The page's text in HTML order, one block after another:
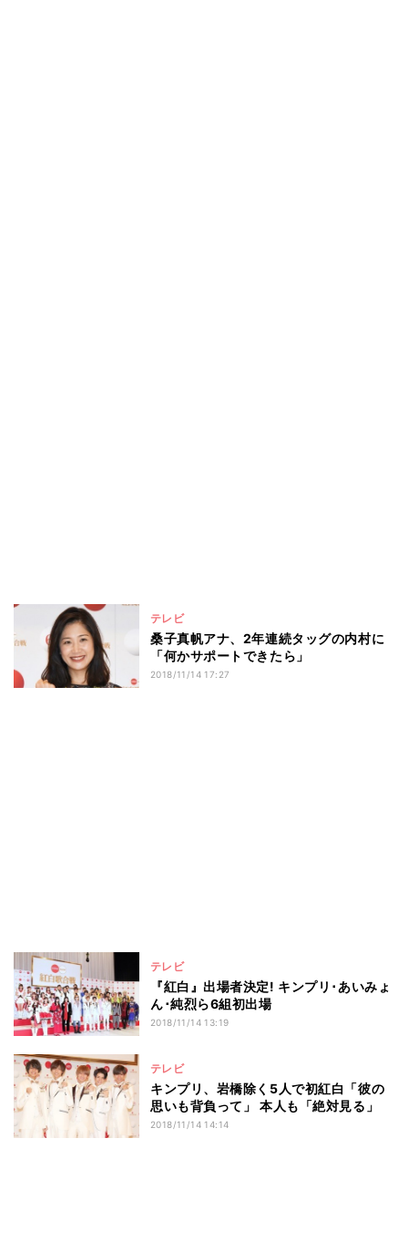
テレビ
桑子真帆アナ、2年連続タッグの内村に
「何かサポートできたら」
2018/11/14 17:27
テレビ
『紅白』出場者決定! キンプリ･あいみょ
ん･純烈ら6組初出場
2018/11/14 13:19
テレビ
キンプリ、岩橋除く5人で初紅白「彼の
思いも背負って」 本人も「絶対見る」
2018/11/14 14:14